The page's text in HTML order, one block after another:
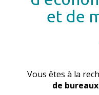
et de
Vous êtes à la
de bureaux